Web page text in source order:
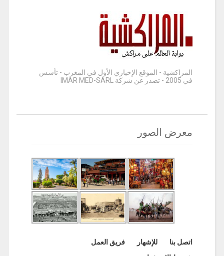
المراكشية - الموقع الإخباري الأول في المغرب - تأسس
في 2005 - تصدر عن شركة IMAR MED-SARL
معرض الصور
اتصل بنا للإشهار
فريق العمل